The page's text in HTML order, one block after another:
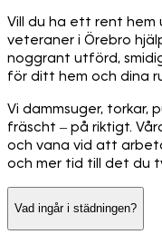
Vill du ha ett rent
veteraner i Örebro
noggrant utförd,
för ditt hem och dina
Vi dammsuger, torkar,
fräscht – på riktigt.
och vana vid att
och mer tid till det du
Vad ingår i städningen?